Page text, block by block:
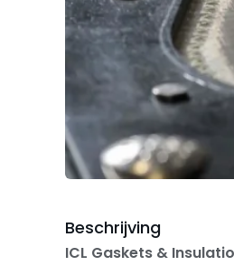
Beschrijving
ICL Gaskets &